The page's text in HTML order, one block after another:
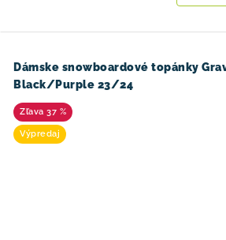
Dámske snowboardové topánky
Black/Purple 23/24
37 %
Výpredaj